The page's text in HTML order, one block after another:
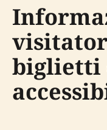
biglietti